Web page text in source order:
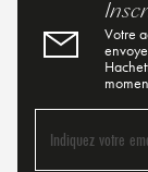
Votre
Indiquez votre